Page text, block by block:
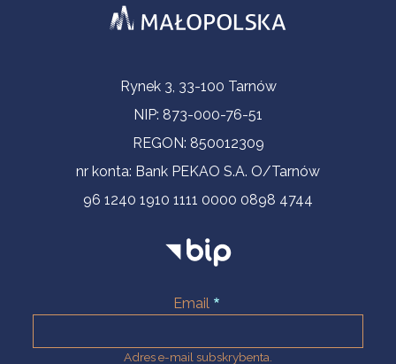
Informacje kontaktoweRynek 3, 33-100 Tarnów
NIP: 873-000-76-51
REGON: 850012309
nr konta: Bank PEKAO S.A. O/Tarnów
96 1240 1910 1111 0000 0898 4744
Email
Adres e-mail subskrybenta.